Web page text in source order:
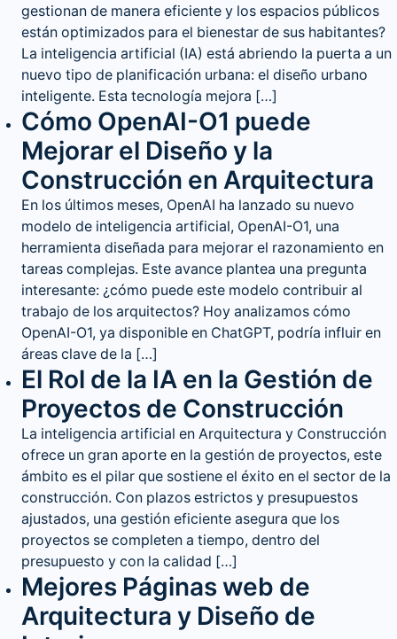
gestionan de manera eficiente y los espacios públicos
están optimizados para el bienestar de sus habitantes?
La inteligencia artificial (IA) está abriendo la puerta a un
nuevo tipo de planificación urbana: el diseño urbano
inteligente. Esta tecnología mejora […]
Cómo OpenAI-O1 puede
Mejorar el Diseño y la
Construcción en Arquitectura
En los últimos meses, OpenAI ha lanzado su nuevo
modelo de inteligencia artificial, OpenAI-O1, una
herramienta diseñada para mejorar el razonamiento en
tareas complejas. Este avance plantea una pregunta
interesante: ¿cómo puede este modelo contribuir al
trabajo de los arquitectos? Hoy analizamos cómo
OpenAI-O1, ya disponible en ChatGPT, podría influir en
áreas clave de la […]
El Rol de la IA en la Gestión de
Proyectos de Construcción
La inteligencia artificial en Arquitectura y Construcción
ofrece un gran aporte en la gestión de proyectos, este
ámbito es el pilar que sostiene el éxito en el sector de la
construcción. Con plazos estrictos y presupuestos
ajustados, una gestión eficiente asegura que los
proyectos se completen a tiempo, dentro del
presupuesto y con la calidad […]
Mejores Páginas web de
Arquitectura y Diseño de